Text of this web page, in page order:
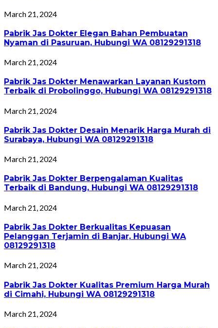
March 21, 2024
Pabrik Jas Dokter Elegan Bahan Pembuatan
Nyaman di Pasuruan, Hubungi WA 08129291318
March 21, 2024
Pabrik Jas Dokter Menawarkan Layanan Kustom
Terbaik di Probolinggo, Hubungi WA 08129291318
March 21, 2024
Pabrik Jas Dokter Desain Menarik Harga Murah di
Surabaya, Hubungi WA 08129291318
March 21, 2024
Pabrik Jas Dokter Berpengalaman Kualitas
Terbaik di Bandung, Hubungi WA 08129291318
March 21, 2024
Pabrik Jas Dokter Berkualitas Kepuasan
Pelanggan Terjamin di Banjar, Hubungi WA
08129291318
March 21, 2024
Pabrik Jas Dokter Kualitas Premium Harga Murah
di Cimahi, Hubungi WA 08129291318
March 21, 2024